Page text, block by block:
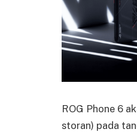
ROG Phone 6
storan) pada